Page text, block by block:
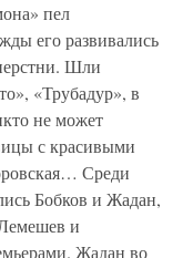
пел
его развивались
Шли
«Трубадур», в
не может
с красивыми
Среди
Бобков и Жадан,
и
Жадан во